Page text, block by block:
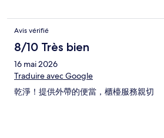
Avis vérifié
8/10 Très bien
16 mai 2026
Traduire avec Google
乾淨！提供外帶的便當，櫃檯服務親切